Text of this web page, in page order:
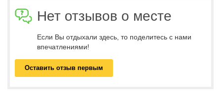
Нет отзывов о месте
Если Вы отдыхали здесь, то поделитесь с нами
впечатлениями!
Оставить отзыв первым